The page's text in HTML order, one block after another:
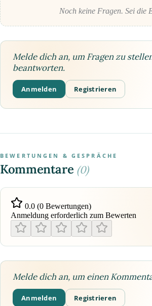
Noch keine Fragen. Sei die
Melde dich an, um Fragen zu
beantworten.
Anmelden Registrieren
BEWERTUNGEN & GESPRÄCHE
Kommentare (0)
0.0 (0 Bewertungen)
Anmeldung erforderlich zum Bewerten
Melde dich an, um einen
Anmelden Registrieren